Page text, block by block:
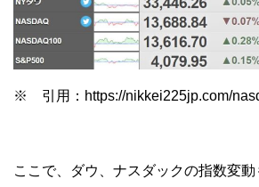
※ 引用：https://nikkei225jp.com/
ここで、ダウ、ナスダックの指数変動